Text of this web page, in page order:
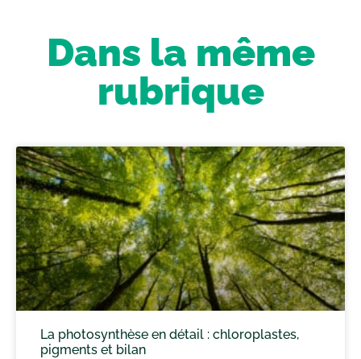
Dans la même
rubrique
La photosynthèse en détail : chloroplastes,
pigments et bilan